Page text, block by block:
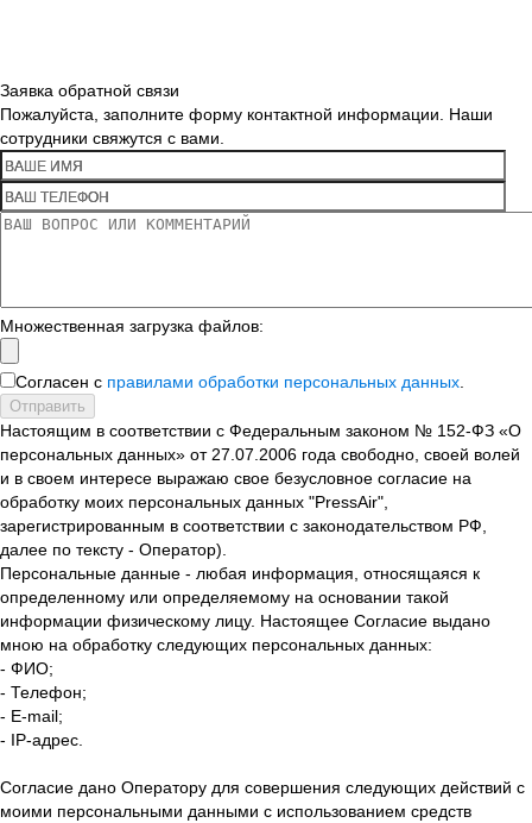
Заявка обратной связи
Пожалуйста, заполните форму контактной информации. Наши
сотрудники свяжутся с вами.
Множественная загрузка файлов:
Согласен с правилами обработки персональных данных
Отправить
Настоящим в соответствии с Федеральным законом № 152-ФЗ «О
персональных данных» от 27.07.2006 года свободно, своей волей
и в своем интересе выражаю свое безусловное согласие на
обработку моих персональных данных "PressAir",
зарегистрированным в соответствии с законодательством РФ,
далее по тексту - Оператор).
Персональные данные - любая информация, относящаяся к
определенному или определяемому на основании такой
информации физическому лицу. Настоящее Согласие выдано
мною на обработку следующих персональных данных:
- ФИО;
- Телефон;
- E-mail;
- IP-адрес.
Согласие дано Оператору для совершения следующих действий с
моими персональными данными с использованием средств